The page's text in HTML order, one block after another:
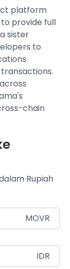
platform
provide full
sister
to
chain
Rupiah
MOVR
IDR